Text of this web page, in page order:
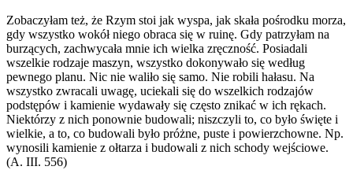
Zobaczyłam też, że Rzym stoi jak wyspa, jak skała pośrodku morza,
gdy wszystko wokół niego obraca się w ruinę. Gdy patrzyłam na
burzących, zachwycała mnie ich wielka zręczność. Posiadali
wszelkie rodzaje maszyn, wszystko dokonywało się według
pewnego planu. Nic nie waliło się samo. Nie robili hałasu. Na
wszystko zwracali uwagę, uciekali się do wszelkich rodzajów
podstępów i kamienie wydawały się często znikać w ich rękach.
Niektórzy z nich ponownie budowali; niszczyli to, co było święte i
wielkie, a to, co budowali było próżne, puste i powierzchowne. Np.
wynosili kamienie z ołtarza i budowali z nich schody wejściowe.
(A. III. 556)